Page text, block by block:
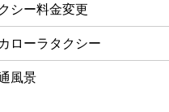
シー料金変更
ローラタクシー
風景